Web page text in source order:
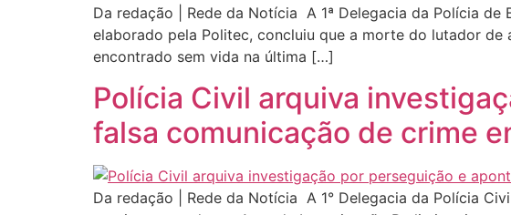
Da redação | Rede da Notícia A 1ª Delegacia da Polícia
elaborado pela Politec, concluiu que a morte do lutador
encontrado sem vida na última […]
Polícia Civil arquiva
falsa comunicação de crime
Da redação | Rede da Notícia A 1° Delegacia da Polícia